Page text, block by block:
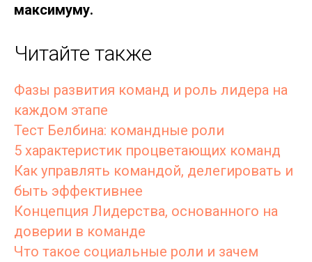
максимуму.
Читайте также
Фазы развития команд и роль лидера на
каждом этапе
Тест Белбина: командные роли
5 характеристик процветающих команд
Как управлять командой, делегировать и
быть эффективнее
Концепция Лидерства, основанного на
доверии в команде
Что такое социальные роли и зачем